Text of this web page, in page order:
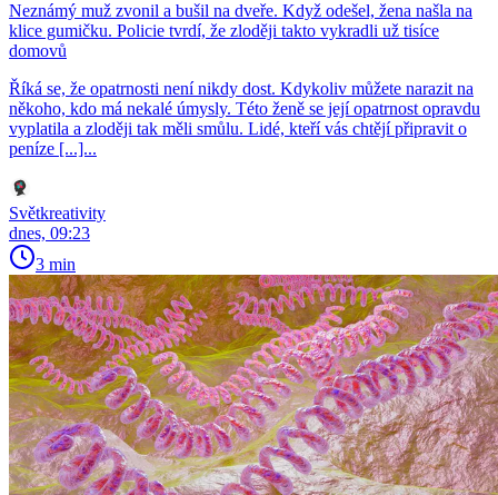
Neznámý muž zvonil a bušil na dveře. Když odešel, žena našla na
klice gumičku. Policie tvrdí, že zloději takto vykradli už tisíce
domovů
Říká se, že opatrnosti není nikdy dost. Kdykoliv můžete narazit na
někoho, kdo má nekalé úmysly. Této ženě se její opatrnost opravdu
vyplatila a zloději tak měli smůlu. Lidé, kteří vás chtějí připravit o
peníze [...]...
Světkreativity
dnes, 09:23
3 min